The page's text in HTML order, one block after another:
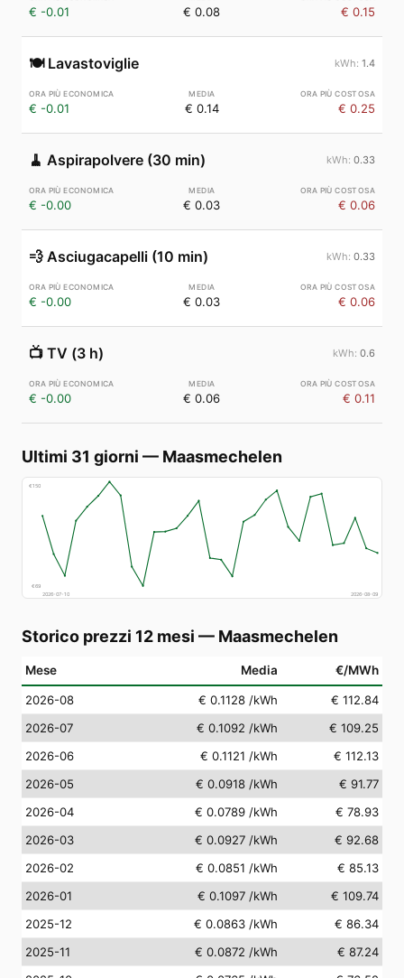
€ -0.01 € 0.08 € 0.15
🍽️ Lavastoviglie 1.4
€ -0.01 € 0.14 € 0.25
🧹 Aspirapolvere (30 min) 0.33
€ -0.00 € 0.03 € 0.06
💨 Asciugacapelli (10 min) 0.33
€ -0.00 € 0.03 € 0.06
📺 TV (3 h) 0.6
€ -0.00 € 0.06 € 0.11
Ultimi 31 giorni — Maasmechelen
€150
€69
2026-07-10
2026-08-09
Storico prezzi 12 mesi — Maasmechelen
Mese Media €/MWh
2026-08 € 0.1128 /kWh
€ 112.84
2026-07
€ 0.1092 /kWh
€ 109.25
2026-06
€ 0.1121 /kWh
€ 112.13
2026-05
€ 0.0918 /kWh
€ 91.77
2026-04
€ 0.0789 /kWh
€ 78.93
2026-03
€ 0.0927 /kWh
€ 92.68
2026-02
€ 0.0851 /kWh
€ 85.13
2026-01
€ 0.1097 /kWh
€ 109.74
2025-12
€ 0.0863 /kWh
€ 86.34
2025-11
€ 0.0872 /kWh
€ 87.24